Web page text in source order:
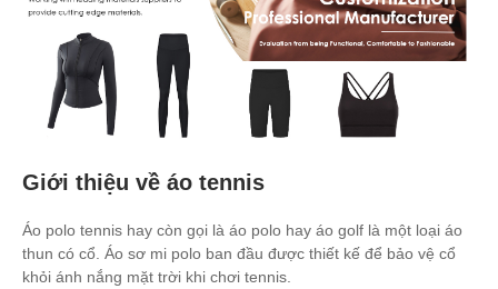
Giới thiệu về áo tennis
Áo polo tennis hay còn gọi là áo polo hay áo golf là một loại áo
thun có cổ. Áo sơ mi polo ban đầu được thiết kế để bảo vệ cổ
khỏi ánh nắng mặt trời khi chơi tennis.